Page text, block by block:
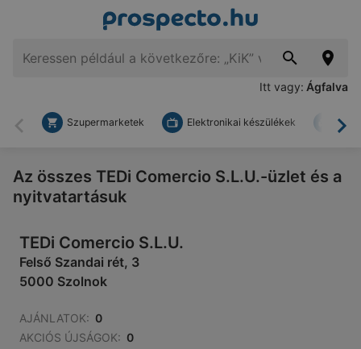
Itt vagy: Ágfalva
Vissza
Szupermarketek Elektronikai készülékek
Az összes TEDi Comercio S.L.U.-üzlet és a
nyitvatartásuk
TEDi Comercio S.L.U.
Felső Szandai rét, 3
5000 Szolnok
AJÁNLATOK: 0
AKCIÓS ÚJSÁGOK: 0